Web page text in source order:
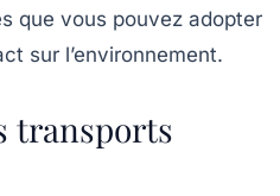
que vous pouvez adopter
sur l’environnement.
transports